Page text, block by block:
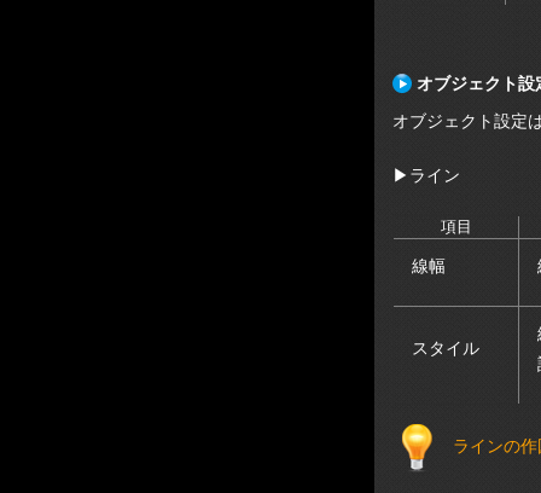
オブジェクト設
オブジェクト設定
▶ ライン
項目
線幅
スタイル
ラインの